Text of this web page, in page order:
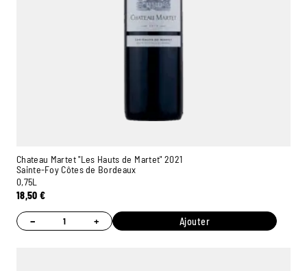
Chateau Martet "Les Hauts de Martet" 2021
Sainte-Foy Côtes de Bordeaux
0,75L
18,50€
− + Ajouter